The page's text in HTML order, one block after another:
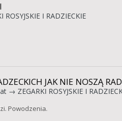
ROSYJSKIE I RADZIECKIE
JAK NIE NOSZĄ
→ ZEGARKI ROSYJSKIE I
Powodzenia.